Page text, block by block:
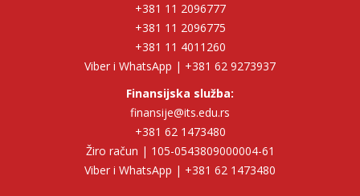
+381 11 2096777
+381 11 2096775
+381 11 4011260
Viber i WhatsApp | +381 62 9273937
Finansijska služba:
finansije@its.edu.rs
+381 62 1473480
Žiro račun | 105-0543809000004-61
Viber i WhatsApp | +381 62 1473480